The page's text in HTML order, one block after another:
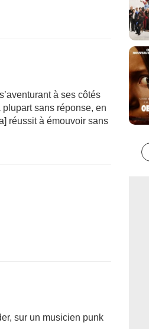
à ses côtés
sans réponse, en
réussit à émouvoir sans
sur un musicien punk